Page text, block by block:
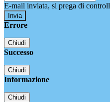
E-mail inviata, si prega di
Errore
Chiudi
Successo
Chiudi
Informazione
Chiudi